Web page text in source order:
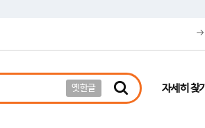
옛한글 자세히 찾기